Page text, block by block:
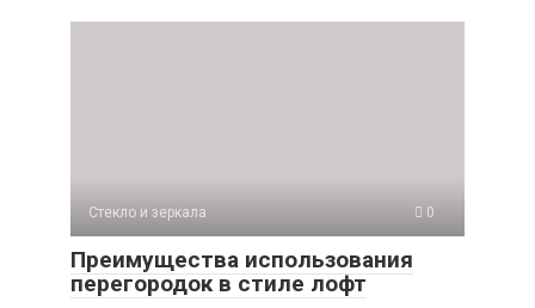
Стекло и зеркала 0
Преимущества использования
перегородок в стиле лофт